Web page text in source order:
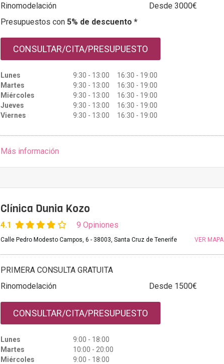
Rinomodelación
Desde 3000€
Presupuestos con 5% de descuento *
CONSULTAR/CITA/PRESUPUESTO
Lunes
9:30 - 13:00 16:30 - 19:00
Martes
9:30 - 13:00 16:30 - 19:00
Miércoles
9:30 - 13:00 16:30 - 19:00
Jueves
9:30 - 13:00 16:30 - 19:00
Viernes
9:30 - 13:00 16:30 - 19:00
Más información
Clínica Dunia Kozo
4.1 9 Opiniones
Calle Pedro Modesto Campos, 6 - 38003, Santa Cruz de Tenerife VER MAPA
PRIMERA CONSULTA GRATUITA
Rinomodelación
Desde 1500€
CONSULTAR/CITA/PRESUPUESTO
Lunes
9:00 - 18:00
Martes
10:00 - 20:00
Miércoles
9:00 - 18:00